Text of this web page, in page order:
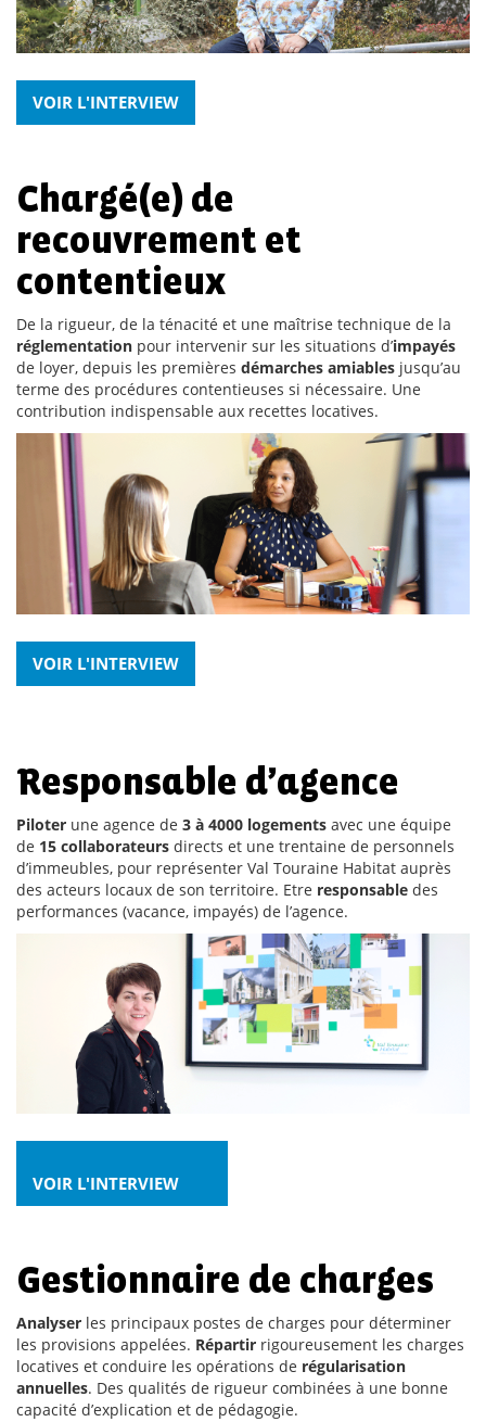
VOIR L'INTERVIEW
Chargé(e) de
recouvrement et
contentieux
De la rigueur, de la ténacité et une maîtrise technique de la
réglementation pour intervenir sur les situations d’impayés
de loyer, depuis les premières démarches amiables jusqu’au
terme des procédures contentieuses si nécessaire. Une
contribution indispensable aux recettes locatives.
VOIR L'INTERVIEW
Responsable d’agence
Piloter une agence de 3 à 4000 logements avec une équipe
de 15 collaborateurs directs et une trentaine de personnels
d’immeubles, pour représenter Val Touraine Habitat auprès
des acteurs locaux de son territoire. Etre responsable des
performances (vacance, impayés) de l’agence.
VOIR L'INTERVIEW
Gestionnaire de charges
Analyser les principaux postes de charges pour déterminer
les provisions appelées. Répartir rigoureusement les charges
locatives et conduire les opérations de régularisation
annuelles. Des qualités de rigueur combinées à une bonne
capacité d’explication et de pédagogie.